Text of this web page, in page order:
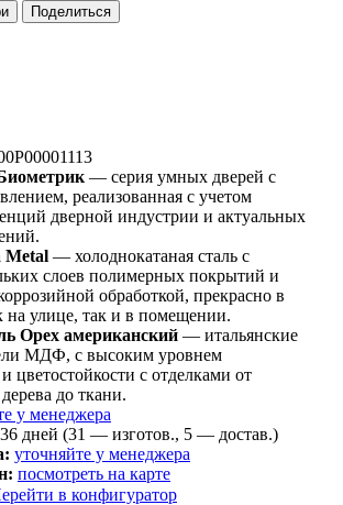
Поделиться
— серия умных дверей с
реализованная с учетом
дверной индустрии и актуальных
Metal — холоднокатаная сталь с
слоев полимерных покрытий и
обработкой, прекрасно в
на улице, так и в помещении.
Орех американский — итальянские
МДФ, с высоким уровнем
цветостойкости с отделками от
до ткани.
у менеджера
36 дней (31 — изготов., 5 — достав.)
уточняйте у менеджера
посмотреть на карте
в конфигуратор